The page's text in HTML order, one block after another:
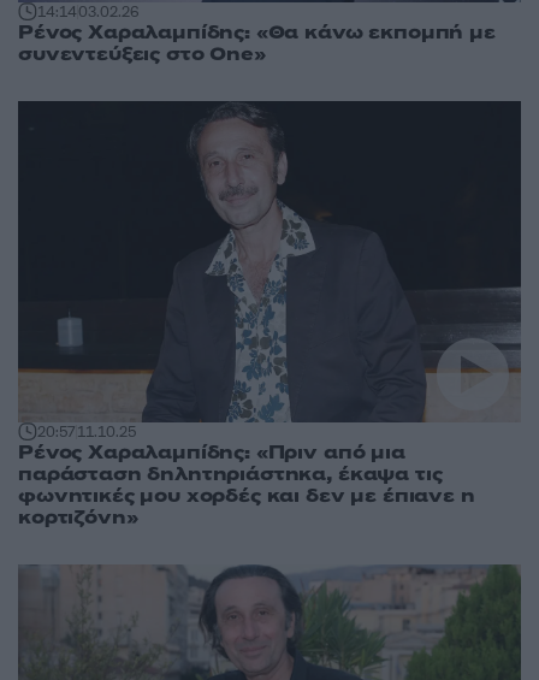
14:1403.02.26
Ρένος Χαραλαμπίδης: «Θα κάνω εκπομπή με
συνεντεύξεις στο One»
20:5711.10.25
Ρένος Χαραλαμπίδης: «Πριν από μια
παράσταση δηλητηριάστηκα, έκαψα τις
φωνητικές μου χορδές και δεν με έπιανε η
κορτιζόνη»